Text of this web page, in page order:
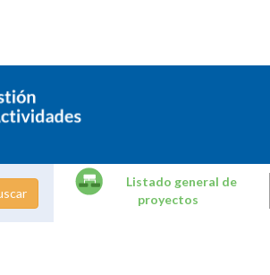
Listado general de
proyectos